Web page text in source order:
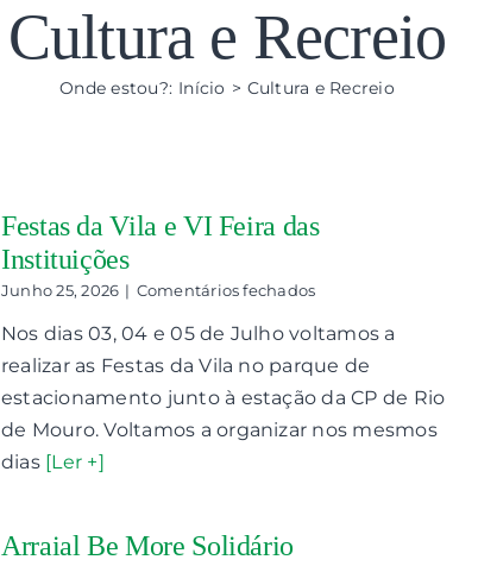
Cultura e Recreio
Onde estou?: Início > Cultura e Recreio
Festas da Vila e VI Feira das
Instituições
Junho 25, 2026 | Comentários fechadosem
da
VI
Feira
Nos dias 03, 04 e 05 de Julho voltamos a
realizar as Festas da Vila no parque de
estacionamento junto à estação da CP de Rio
de Mouro. Voltamos a organizar nos mesmos
dias [Ler +]
Arraial Be More Solidário